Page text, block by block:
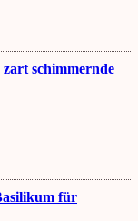
schimmernde
für